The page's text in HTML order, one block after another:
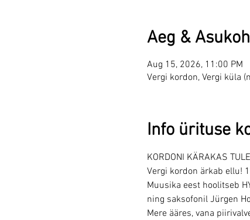
Aeg &
Aug 15, 2026, 11:00 PM
Vergi kordon, Vergi küla
Info ürituse
KORDONI KÄRAKAS
Vergi kordon ärkab ellu!
Muusika eest hoolitseb
ning saksofonil Jürgen
Mere ääres, vana